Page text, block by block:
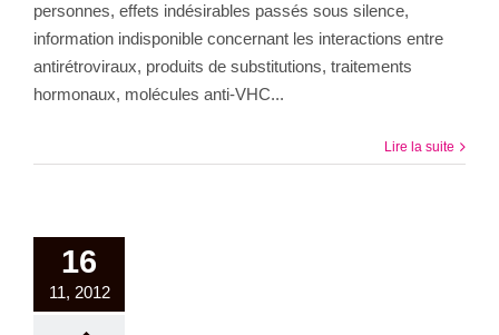
personnes, effets indésirables passés sous silence,
information indisponible concernant les interactions entre
antirétroviraux, produits de substitutions, traitements
hormonaux, molécules anti-VHC...
Lire la suite
16
11, 2012